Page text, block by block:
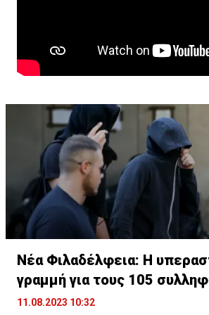
Νέα Φιλαδέλφεια: Η
γραμμή για τους 105
11.08.2023 10:32